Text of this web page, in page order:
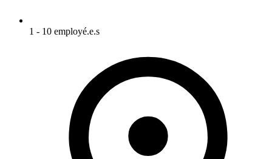
1 - 10 employé.e.s